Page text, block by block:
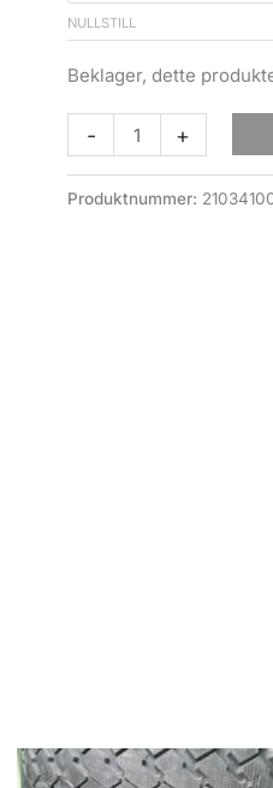
NULLSTILL
Beklager, dette
-
GOODRICH
ALL
+
Produktnummer: